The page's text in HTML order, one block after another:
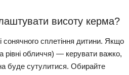
висоту керма?
сонячного сплетіння дитини. Якщо
рівні обличчя) — керувати важко,
буде сутулитися. Обирайте